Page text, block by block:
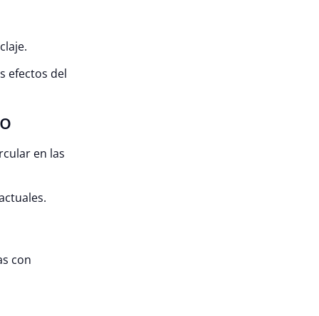
efectos del
en las
con